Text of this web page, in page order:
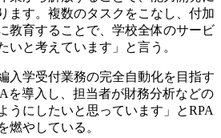
ます。複数のタスクをこなし、付加
教育することで、学校全体のサービ
いと考えています」と言う。
入学受付業務の完全自動化を目指す
を導入し、担当者が財務分析などの
うにしたいと思っています」とRPA
燃やしている。